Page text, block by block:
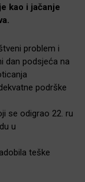
kao i jačanje
problem i
dan podsjeća na
podrške
se odigrao 22. ru
u
teške